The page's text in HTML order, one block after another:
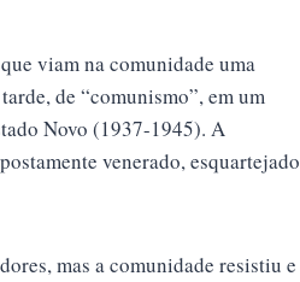
viam na comunidade uma
de “comunismo”, em um
Novo (1937-1945). A
venerado, esquartejado
mas a comunidade resistiu e